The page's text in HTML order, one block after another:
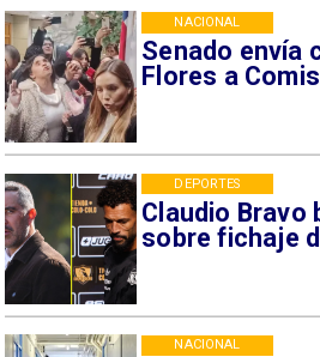
Senado envía
Flores a
NACIONAL
Claudio Bravo
sobre fichaje
DEPORTES
NACIONAL